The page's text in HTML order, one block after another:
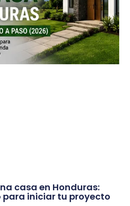
casa en Honduras:
para iniciar tu proyecto